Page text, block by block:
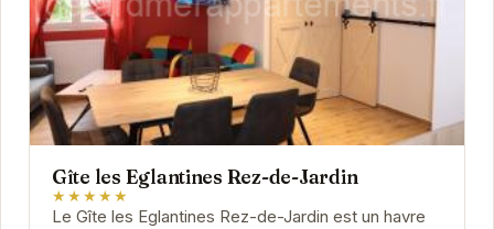
Gîte les Eglantines Rez-de-Jardin
★★★★★
Le Gîte les Eglantines Rez-de-Jardin est un havre